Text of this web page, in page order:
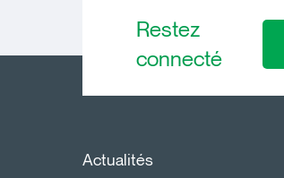
Restez
connecté
Actualités